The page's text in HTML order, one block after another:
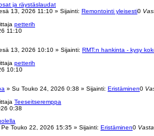
ja räystäslaudat
13, 2026 11:10 » Sijainti: Remontointi yleisesti0
petterih
11:10
13, 2026 10:10 » Sijainti: RMT:n hankinta - kysy
petterih
10:10
» Su Touko 24, 2026 0:38 » Sijainti: Eristäminen0
Teeseitseremppa
0:38
Pe Touko 22, 2026 15:35 » Sijainti: Eristäminen0